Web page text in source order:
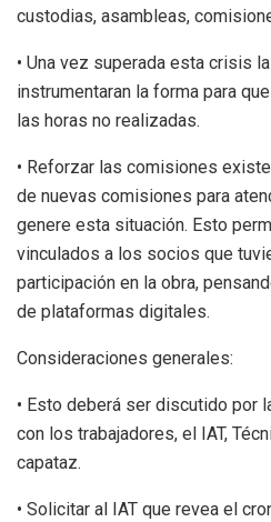
custodias, asambleas,
• Una vez superada esta crisis
instrumentaran la forma para
las horas no realizadas.
• Reforzar las comisiones
de nuevas comisiones para
genere esta situación. Esto
vinculados a los socios que
participación en la obra,
de plataformas digitales.
Consideraciones generales:
• Esto deberá ser discutido por
con los trabajadores, el IAT,
capataz.
• Solicitar al IAT que revea el